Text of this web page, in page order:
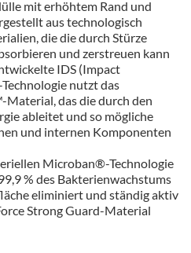
mit erhöhtem Rand und
aus technologisch
die die durch Stürze
und zerstreuen kann
IDS (Impact
nutzt das
das die durch den
ableitet und so mögliche
und internen Komponenten
Microban®-Technologie
% des Bakterienwachstums
eliminiert und ständig aktiv
Strong Guard-Material